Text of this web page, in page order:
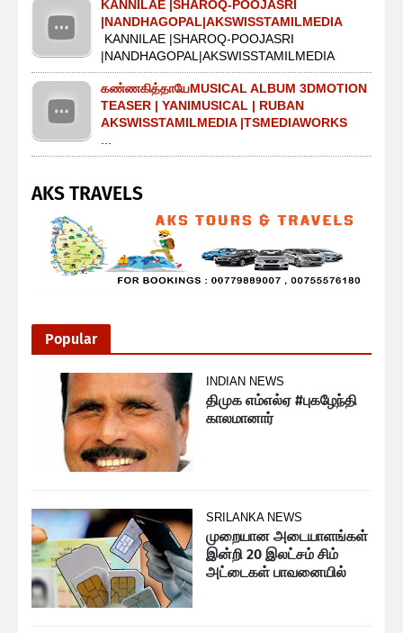
KANNILAE |SHAROQ-POOJASRI
|NANDHAGOPAL|AKSWISSTAMILMEDIA
KANNILAE |SHAROQ-POOJASRI
|NANDHAGOPAL|AKSWISSTAMILMEDIA
கண்ணகித்தாயேMUSICAL ALBUM 3DMOTION
TEASER | YANIMUSICAL | RUBAN
AKSWISSTAMILMEDIA |TSMEDIAWORKS
...
AKS TRAVELS
Popular
INDIAN NEWS
திமுக எம்எல்ஏ #புகழேந்தி
காலமானார்
SRILANKA NEWS
முறையான அடையாளங்கள்
இன்றி 20 இலட்சம் சிம்
அட்டைகள் பாவனையில்